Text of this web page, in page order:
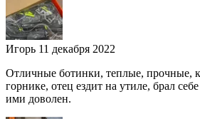
Игорь 11 декабря 2022
Отличные ботинки, теплые, прочные,
горнике, отец ездит на утиле, брал
ими доволен.